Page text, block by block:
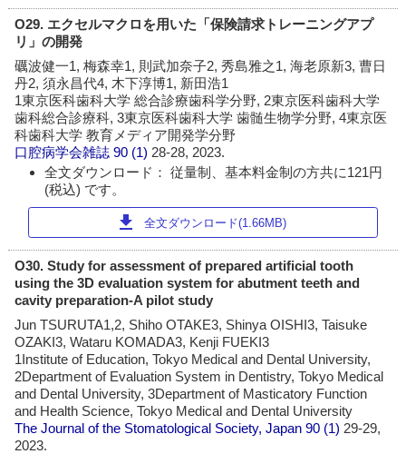
O29. エクセルマクロを用いた「保険請求トレーニングアプ
リ」の開発
礪波健一1, 梅森幸1, 則武加奈子2, 秀島雅之1, 海老原新3, 曹日
丹2, 須永昌代4, 木下淳博1, 新田浩1
1東京医科歯科大学 総合診療歯科学分野, 2東京医科歯科大学
歯科総合診療科, 3東京医科歯科大学 歯髄生物学分野, 4東京医
科歯科大学 教育メディア開発学分野
口腔病学会雑誌 90 (1) 28-28, 2023.
全文ダウンロード： 従量制、基本料金制の方共に121円
(税込) です。
download 全文ダウンロード(1.66MB)
O30. Study for assessment of prepared artificial tooth
using the 3D evaluation system for abutment teeth and
cavity preparation-A pilot study
Jun TSURUTA1,2, Shiho OTAKE3, Shinya OISHI3, Taisuke
OZAKI3, Wataru KOMADA3, Kenji FUEKI3
1Institute of Education, Tokyo Medical and Dental University,
2Department of Evaluation System in Dentistry, Tokyo Medical
and Dental University, 3Department of Masticatory Function
and Health Science, Tokyo Medical and Dental University
The Journal of the Stomatological Society, Japan 90 (1) 29-29,
2023.